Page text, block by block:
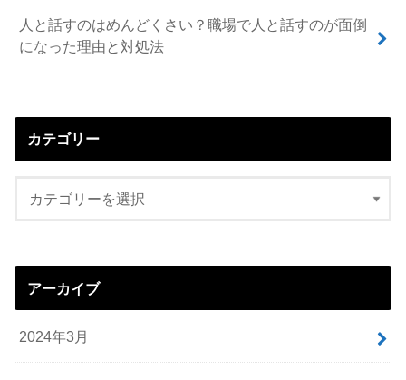
人と話すのはめんどくさい？職場で人と話すのが面倒
になった理由と対処法
カテゴリー
アーカイブ
2024年3月